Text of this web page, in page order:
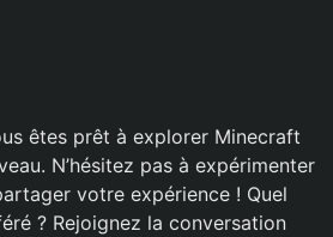
êtes prêt à explorer Minecraft
N’hésitez pas à expérimenter
votre expérience ! Quel
? Rejoignez la conversation